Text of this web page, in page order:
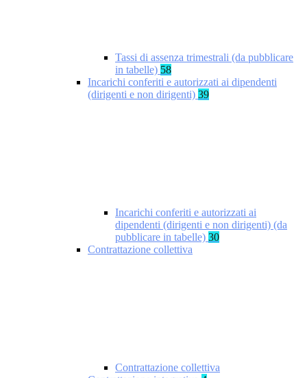
Tassi di assenza trimestrali (da pubblicare
in tabelle) 58
Incarichi conferiti e autorizzati ai dipendenti
(dirigenti e non dirigenti) 39
Incarichi conferiti e autorizzati ai
dipendenti (dirigenti e non dirigenti) (da
pubblicare in tabelle) 30
Contrattazione collettiva
Contrattazione collettiva